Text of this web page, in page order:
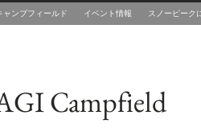
ャンプフィールド イベント情報 スノーピーク
Campfield